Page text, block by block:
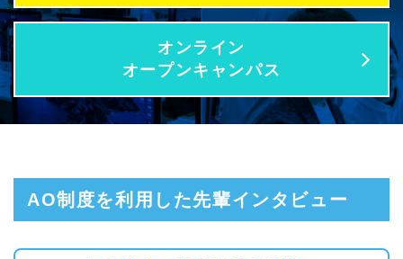
オンライン
オープンキャンパス
AO制度を利用した先輩インタビュー